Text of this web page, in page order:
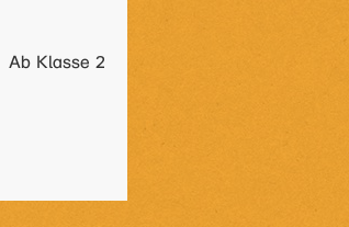
Ab Klasse 2